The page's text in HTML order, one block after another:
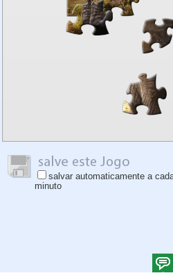
salvar automaticamente a
minuto